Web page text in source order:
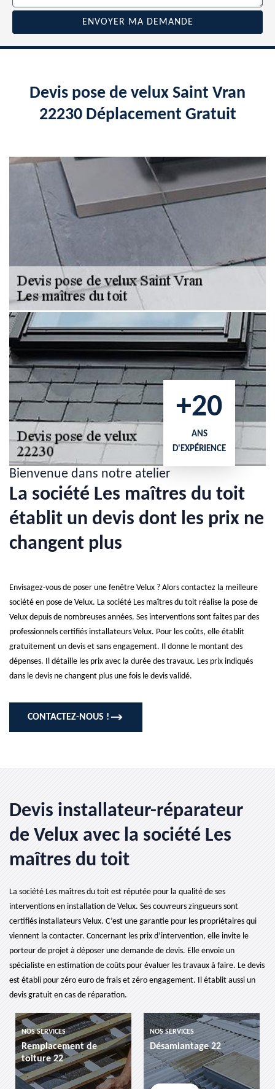
Devis pose de velux Saint Vran
22230 Déplacement Gratuit
+20
ANS
D'EXPÉRIENCE
Bienvenue dans notre atelier
La société Les maîtres du toit
établit un devis dont les prix ne
changent plus
Envisagez-vous de poser une fenêtre Velux ? Alors contactez la meilleure
société en pose de Velux. La société Les maîtres du toit réalise la pose de
Velux depuis de nombreuses années. Ses interventions sont faites par des
professionnels certifiés installateurs Velux. Pour les coûts, elle établit
gratuitement un devis et sans engagement. Il donne le montant des
dépenses. Il détaille les prix avec la durée des travaux. Les prix indiqués
dans le devis ne changent plus une fois le devis validé.
CONTACTEZ-NOUS !
Devis installateur-réparateur
de Velux avec la société Les
maîtres du toit
La société Les maîtres du toit est réputée pour la qualité de ses
interventions en installation de Velux. Ses couvreurs zingueurs sont
certifiés installateurs Velux. C’est une garantie pour les propriétaires qui
viennent la contacter. Concernant les prix d’intervention, elle invite le
porteur de projet à déposer une demande de devis. Elle envoie un
spécialiste en estimation de coûts pour évaluer les travaux à faire. Le devis
est établi pour zéro euro de frais et zéro engagement. Il établit aussi un
devis gratuit en cas de réparation.
de
NOS SERVICES
Désamiantage 22
NOS SERVICES
etancheite